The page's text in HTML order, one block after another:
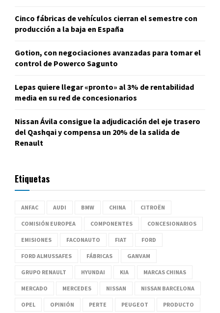
Cinco fábricas de vehículos cierran el semestre con
producción a la baja en España
Gotion, con negociaciones avanzadas para tomar el
control de Powerco Sagunto
Lepas quiere llegar «pronto» al 3% de rentabilidad
media en su red de concesionarios
Nissan Ávila consigue la adjudicación del eje trasero
del Qashqai y compensa un 20% de la salida de
Renault
Etiquetas
ANFAC AUDI BMW CHINA CITROËN
COMISIÓN EUROPEA COMPONENTES CONCESIONARIOS
EMISIONES FACONAUTO FIAT FORD
FORD ALMUSSAFES FÁBRICAS GANVAM
GRUPO RENAULT HYUNDAI KIA MARCAS CHINAS
MERCADO MERCEDES NISSAN NISSAN BARCELONA
OPEL OPINIÓN PERTE PEUGEOT PRODUCTO